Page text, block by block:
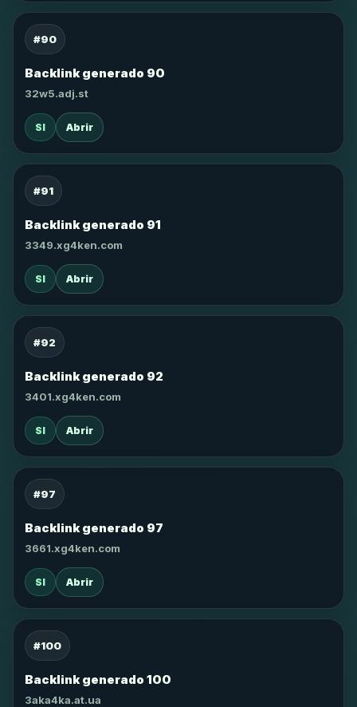
#90
Backlink generado 90
32w5.adj.st
SI Abrir
#91
Backlink generado 91
3349.xg4ken.com
SI Abrir
#92
Backlink generado 92
3401.xg4ken.com
SI Abrir
#97
Backlink generado 97
3661.xg4ken.com
SI Abrir
#100
Backlink generado 100
3aka4ka.at.ua